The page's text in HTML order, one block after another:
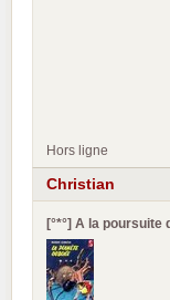
Hors ligne
Christian
[°*°] A la poursuite